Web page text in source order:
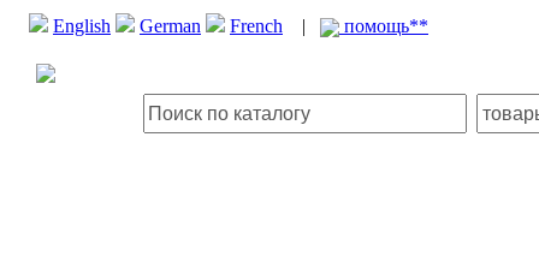
English German French | помощь**